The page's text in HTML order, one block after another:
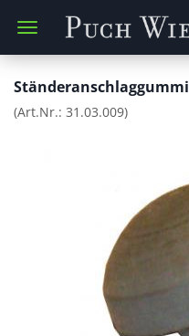
Ständeranschlaggummi
(Art.Nr.: 31.03.009)